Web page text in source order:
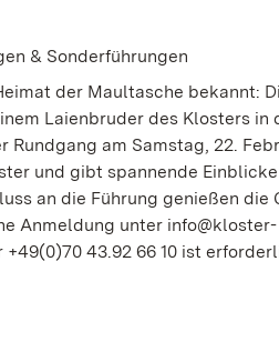
& Sonderführungen
der Maultasche bekannt:
Laienbruder des Klosters in
Rundgang am Samstag, 22.
und gibt spannende
an die Führung genießen die
Anmeldung unter info@kloster-
43.92 66 10 ist